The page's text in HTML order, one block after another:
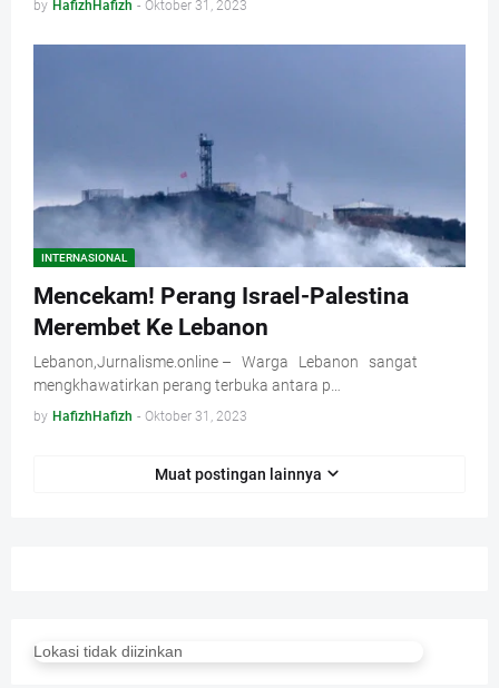
by HafizhHafizh - Oktober 31, 2023
INTERNASIONAL
Mencekam! Perang Israel-Palestina
Merembet Ke Lebanon
Lebanon,Jurnalisme.online – Warga Lebanon sangat
mengkhawatirkan perang terbuka antara p…
by HafizhHafizh - Oktober 31, 2023
Muat postingan lainnya
Lokasi tidak diizinkan